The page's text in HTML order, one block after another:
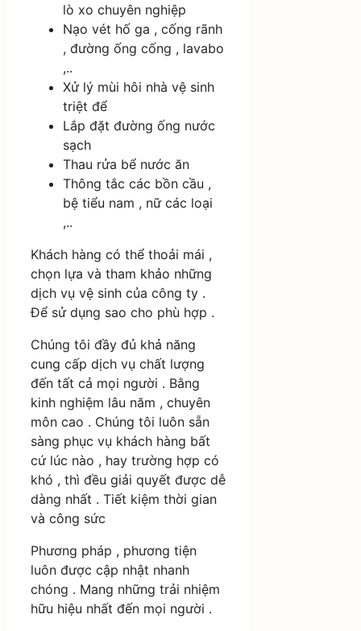
lò xo chuyên nghiệp
Nạo vét hố ga , cống rãnh
, đường ống cống , lavabo
,..
Xử lý mùi hôi nhà vệ sinh
triệt để
Lắp đặt đường ống nước
sạch
Thau rửa bể nước ăn
Thông tắc các bồn cầu ,
bệ tiểu nam , nữ các loại
,..
Khách hàng có thể thoải mái ,
chọn lựa và tham khảo những
dịch vụ vệ sinh của công ty .
Để sử dụng sao cho phù hợp .
Chúng tôi đầy đủ khả năng
cung cấp dịch vụ chất lượng
đến tất cả mọi người . Bằng
kinh nghiệm lâu năm , chuyên
môn cao . Chúng tôi luôn sẵn
sàng phục vụ khách hàng bất
cứ lúc nào , hay trường hợp có
khó , thì đều giải quyết được dễ
dàng nhất . Tiết kiệm thời gian
và công sức
Phương pháp , phương tiện
luôn được cập nhật nhanh
chóng . Mang những trải nhiệm
hữu hiệu nhất đến mọi người .